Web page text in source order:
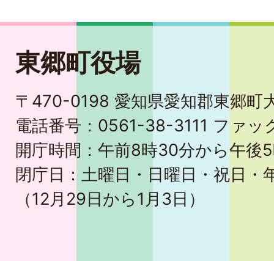
東郷町役場
〒470-0198 愛知県愛知郡東郷町
電話番号：0561-38-3111 ファ
開庁時間：午前8時30分から午後
閉庁日：土曜日・日曜日・祝日・
（12月29日から1月3日）